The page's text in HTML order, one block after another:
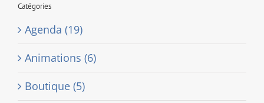
Catégories
Agenda (19)
Animations (6)
Boutique (5)